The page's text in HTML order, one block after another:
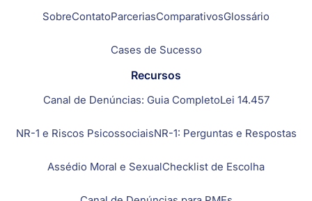
SobreContatoParceriasComparativosGlossário
Cases de Sucesso
Recursos
Canal de Denúncias: Guia CompletoLei 14.457
NR-1 e Riscos PsicossociaisNR-1: Perguntas e Respostas
Assédio Moral e SexualChecklist de Escolha